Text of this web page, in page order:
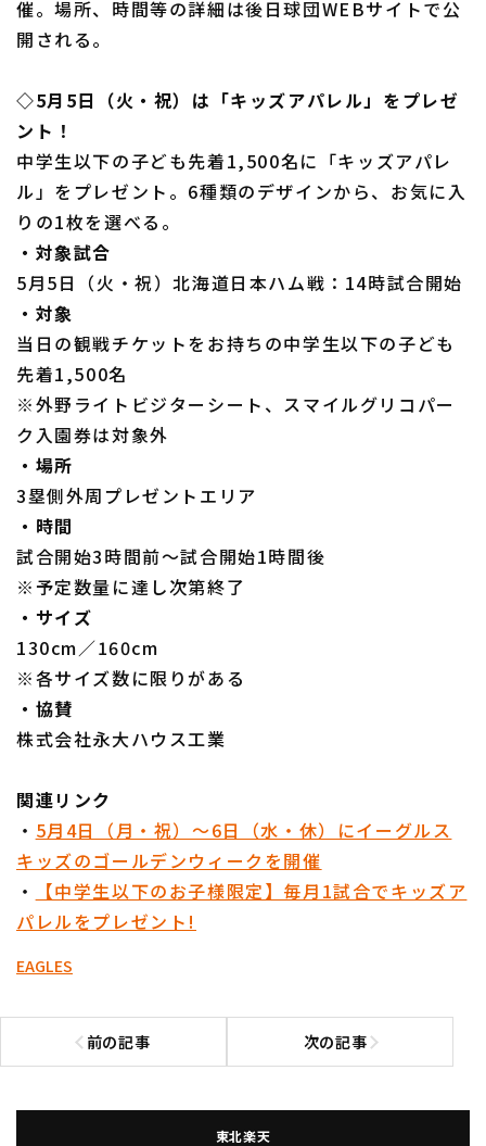
催。場所、時間等の詳細は後日球団WEBサイトで公
開される。
◇5月5日（火・祝）は「キッズアパレル」をプレゼ
ント！
中学生以下の子ども先着1,500名に「キッズアパレ
ル」をプレゼント。6種類のデザインから、お気に入
りの1枚を選べる。
・対象試合
5月5日（火・祝）北海道日本ハム戦：14時試合開始
・対象
当日の観戦チケットをお持ちの中学生以下の子ども
先着1,500名
※外野ライトビジターシート、スマイルグリコパー
ク入園券は対象外
・場所
3塁側外周プレゼントエリア
・時間
試合開始3時間前～試合開始1時間後
※予定数量に達し次第終了
・サイズ
130cm／160cm
※各サイズ数に限りがある
・協賛
株式会社永大ハウス工業
関連リンク
・ 5月4日（月・祝）～6日（水・休）にイーグルス
キッズのゴールデンウィークを開催
・
【中学生以下のお子様限定】毎月1試合でキッズア
パレルをプレゼント!
EAGLES
前の記事
前の記事へ 次の記事次の記事へ
東北楽天